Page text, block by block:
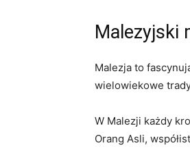
Malezyjski
Malezja ‍to
wielowiekowe
W Malezji każdy
Orang Asli,